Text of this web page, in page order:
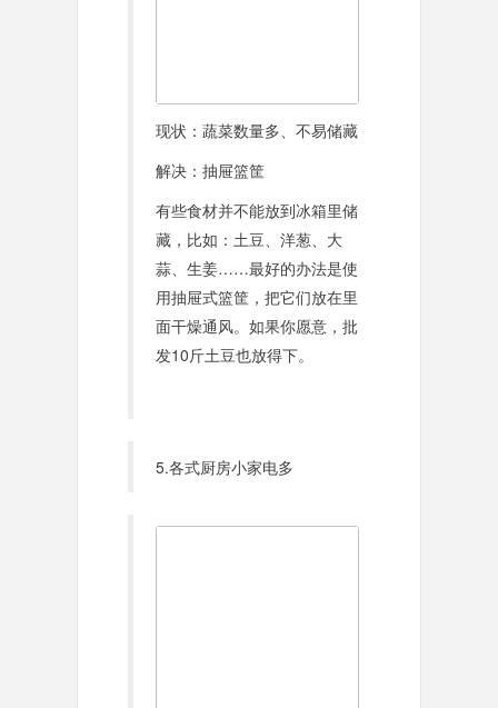
现状：蔬菜数量多、不易储藏
解决：抽屉篮筐
有些食材并不能放到冰箱里储
藏，比如：土豆、洋葱、大
蒜、生姜……最好的办法是使
用抽屉式篮筐，把它们放在里
面干燥通风。如果你愿意，批
发10斤土豆也放得下。
5.各式厨房小家电多